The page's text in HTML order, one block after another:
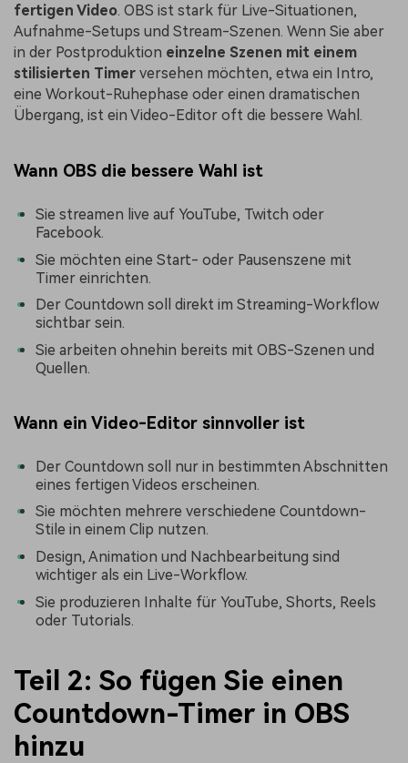
fertigen Video. OBS ist stark für Live-Situationen,
Aufnahme-Setups und Stream-Szenen. Wenn Sie aber
in der Postproduktion einzelne Szenen mit einem
stilisierten Timer versehen möchten, etwa ein Intro,
eine Workout-Ruhephase oder einen dramatischen
Übergang, ist ein Video-Editor oft die bessere Wahl.
Wann OBS die bessere Wahl ist
Sie streamen live auf YouTube, Twitch oder
Facebook.
Sie möchten eine Start- oder Pausenszene mit
Timer einrichten.
Der Countdown soll direkt im Streaming-Workflow
sichtbar sein.
Sie arbeiten ohnehin bereits mit OBS-Szenen und
Quellen.
Wann ein Video-Editor sinnvoller ist
Der Countdown soll nur in bestimmten Abschnitten
eines fertigen Videos erscheinen.
Sie möchten mehrere verschiedene Countdown-
Stile in einem Clip nutzen.
Design, Animation und Nachbearbeitung sind
wichtiger als ein Live-Workflow.
Sie produzieren Inhalte für YouTube, Shorts, Reels
oder Tutorials.
Teil 2: So fügen Sie einen
Countdown-Timer in OBS
hinzu